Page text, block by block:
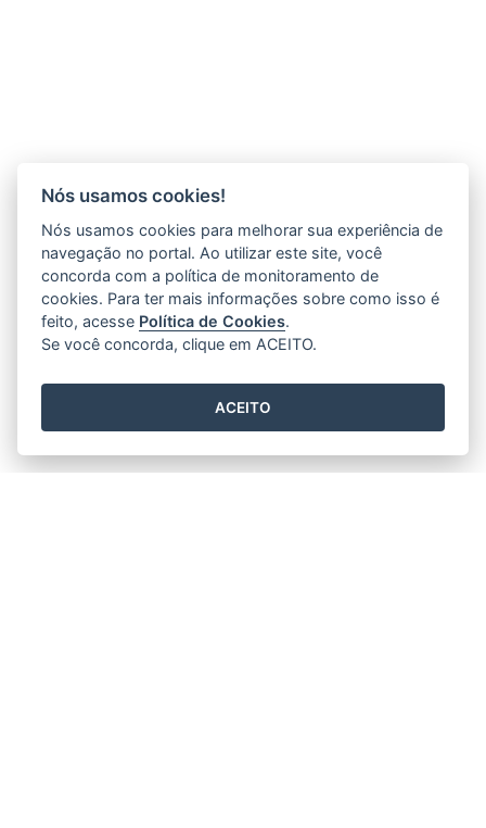
Nós usamos cookies!
Nós usamos cookies para melhorar sua experiência de
navegação no portal. Ao utilizar este site, você
concorda com a política de monitoramento de
cookies. Para ter mais informações sobre como isso é
feito, acesse Política de Cookies.
Se você concorda, clique em ACEITO.
ACEITO